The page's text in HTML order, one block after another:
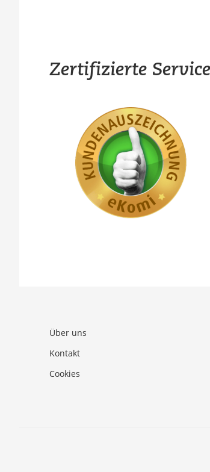
Zertifizierte
Über uns
Kontakt
Cookies